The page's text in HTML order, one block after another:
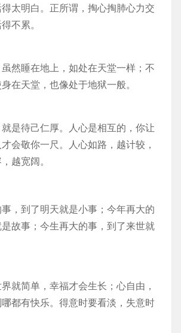
得太明白。正所谓，掏心掏肺心力交
不累。
然睡在地上，如处在天堂一样；不
在天堂，也像处于地狱一般。
是待己仁厚。人心是相互的，你让
会敬你一尺。人心如路，越计较，
越宽阔。
，到了明天就是小事；今年再大的
故事；今生再大的事，到了来世就
就简单，幸福才会生长；心自由，
都有快乐。得意时要看淡，失意时